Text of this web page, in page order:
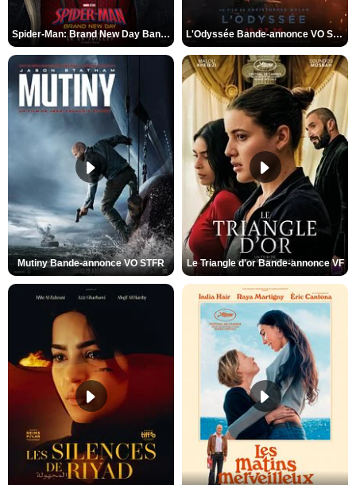
Spider-Man: Brand New Day Bande-annonce VO STFR L'Odyssée Bande-annonce VO STFR
Mutiny Bande-annonce VO STFR Le Triangle d'or Bande-annonce VF